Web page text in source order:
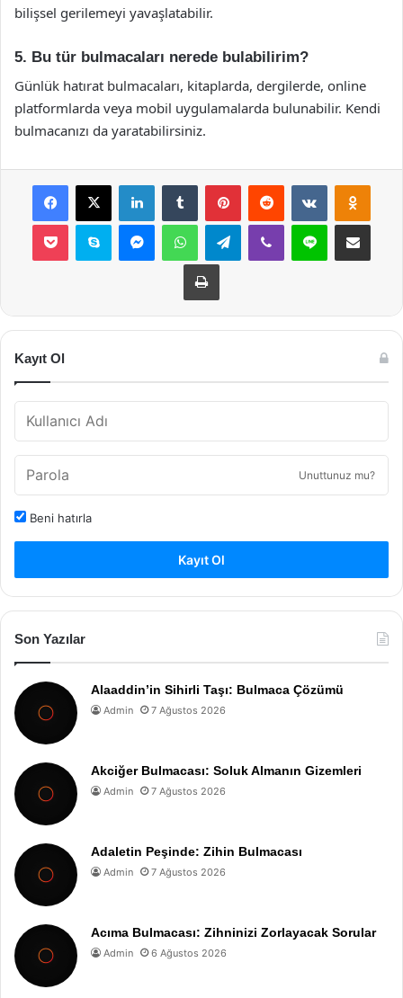
bilişsel gerilemeyi yavaşlatabilir.
5. Bu tür bulmacaları nerede bulabilirim?
Günlük hatırat bulmacaları, kitaplarda, dergilerde, online
platformlarda veya mobil uygulamalarda bulunabilir. Kendi
bulmacanızı da yaratabilirsiniz.
Facebook
X LinkedInTumblr PinterestReddit VKontakte
Pocket Skype MessengerWhatsAppTelegramViber Line E-Posta ile
Yazdır
Kayıt Ol
Unuttunuz mu?
Beni hatırla
Kayıt Ol
Son Yazılar
Alaaddin’in Sihirli Taşı: Bulmaca Çözümü
Admin 7 Ağustos 2026
Akciğer Bulmacası: Soluk Almanın Gizemleri
Admin 7 Ağustos 2026
Adaletin Peşinde: Zihin Bulmacası
Admin 7 Ağustos 2026
Acıma Bulmacası: Zihninizi Zorlayacak Sorular
Admin 6 Ağustos 2026